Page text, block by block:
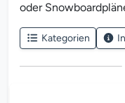
oder
Kategorien